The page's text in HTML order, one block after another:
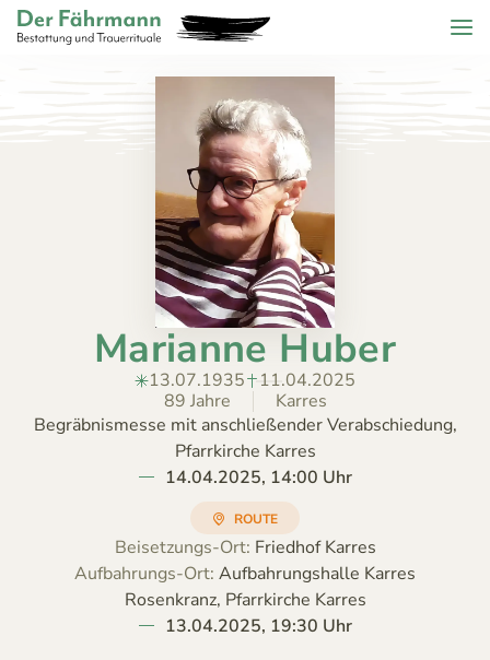
Zum Header springen (Control + Option
Zum Inhalt springen ( Control + Option
Zum Footer springen (Control + Option
zur Navigation springen (Control + Option
Barrierefreiheits-Widget öffnen (
Zur Barrierefreiheitserklaerung (Control + Option
Der Fährmann - Bestattung und Trauerrituale KG
TRAUERFÄLLE
Bestattungskalender
ANGEBOTMarianne Huber
13.07.1935
11.04.2025
89 Jahre
Karres
Begräbnismesse mit anschließender Verabschiedung,
Pfarrkirche Karres
14.04.2025, 14:00 Uhr
ROUTE
Beisetzungs-Ort: Friedhof Karres
Aufbahrungs-Ort: Aufbahrungshalle Karres
Rosenkranz, Pfarrkirche Karres
13.04.2025, 19:30 Uhr